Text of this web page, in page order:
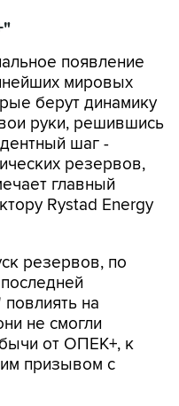
появление
мировых
берут динамику
руки, решившись
шаг -
резервов,
главный
Rystad Energy
резервов, по
на
не смогли
от ОПЕК+, к
призывом с